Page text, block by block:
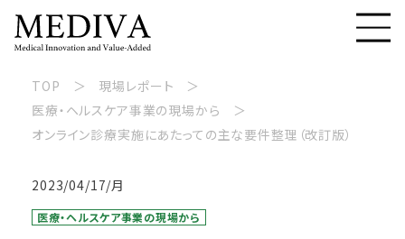
TOP
現場レポート
医療・ヘルスケア事業の現場から
オンライン診療実施にあたっての主な要件整理（改訂版）
2023/04/17/月
医療・ヘルスケア事業の現場から